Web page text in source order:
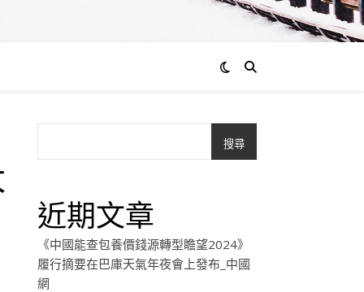
搜尋
近期文章
《中國能查包養價錢源轉型瞻望2024》
履行摘要在巴庫天氣年夜會上發布_中國
網